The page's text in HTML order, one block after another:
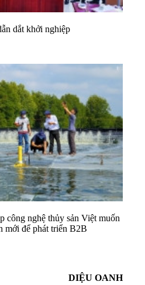
dắt khởi nghiệp
công nghệ thủy sản Việt muốn
mới để phát triển B2B
DIỆU OANH